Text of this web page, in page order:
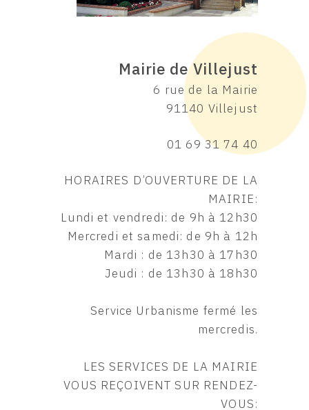
Mairie de Villejust
6 rue de la Mairie
91140 Villejust
01 69 31 74 40
HORAIRES D’OUVERTURE DE LA
MAIRIE:
Lundi et vendredi: de 9h à 12h30
Mercredi et samedi: de 9h à 12h
Mardi : de 13h30 à 17h30
Jeudi : de 13h30 à 18h30
Service Urbanisme fermé les
mercredis.
LES SERVICES DE LA MAIRIE
VOUS REÇOIVENT SUR RENDEZ-
VOUS: